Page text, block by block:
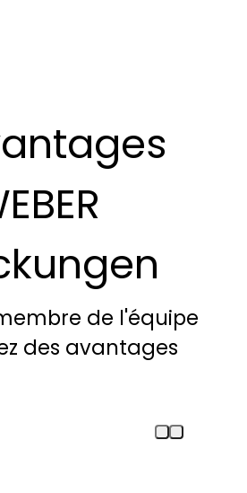
de l'équipe
des avantages